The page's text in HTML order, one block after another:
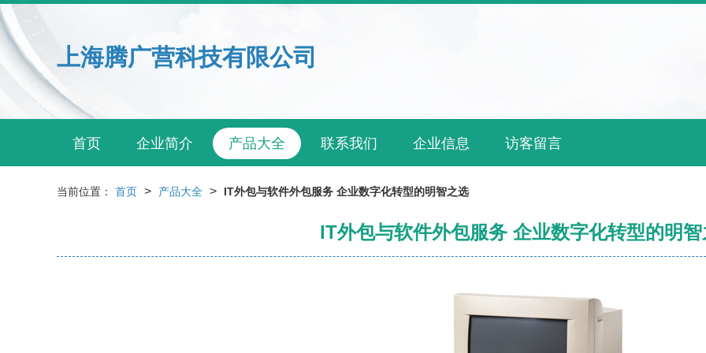
上海腾广营科技有限公司
首页 企业简介 产品大全 联系我们 企业信息 访客留言
当前位置： 首页 > 产品大全 > IT外包与软件外包服务 企业数字化转型的明智之选
IT外包与软件外包服务 企业数字化转型的明